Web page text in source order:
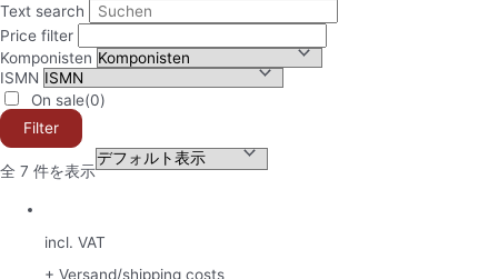
Text search
Price filter
Komponisten
ISMN
On sale(0)
Filter
全 7 件を表示
incl. VAT
+ Versand/shipping costs